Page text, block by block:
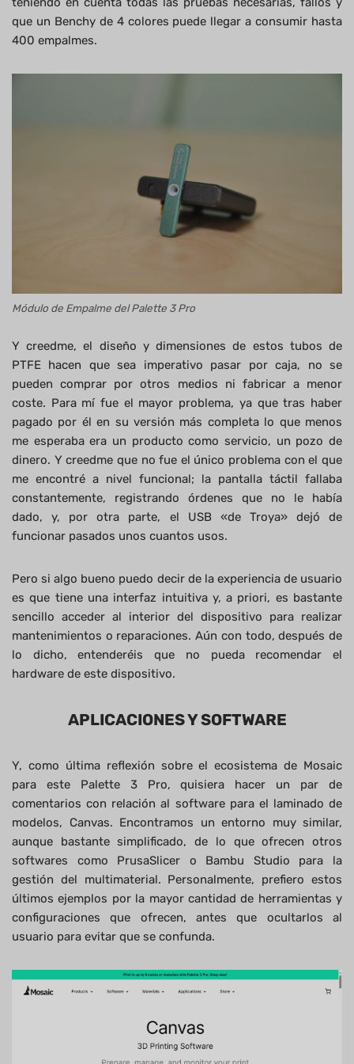
que un Benchy de 4 colores puede llegar a consumir hasta
400 empalmes.
Módulo de Empalme del Palette 3 Pro
Y creedme, el diseño y dimensiones de estos tubos de
PTFE hacen que sea imperativo pasar por caja, no se
pueden comprar por otros medios ni fabricar a menor
coste. Para mí fue el mayor problema, ya que tras haber
pagado por él en su versión más completa lo que menos
me esperaba era un producto como servicio, un pozo de
dinero. Y creedme que no fue el único problema con el que
me encontré a nivel funcional; la pantalla táctil fallaba
constantemente, registrando órdenes que no le había
dado, y, por otra parte, el USB «de Troya» dejó de
funcionar pasados unos cuantos usos.
Pero si algo bueno puedo decir de la experiencia de usuario
es que tiene una interfaz intuitiva y, a priori, es bastante
sencillo acceder al interior del dispositivo para realizar
mantenimientos o reparaciones. Aún con todo, después de
lo dicho, entenderéis que no pueda recomendar el
hardware de este dispositivo.
APLICACIONES Y SOFTWARE
Y, como última reflexión sobre el ecosistema de Mosaic
para este Palette 3 Pro, quisiera hacer un par de
comentarios con relación al software para el laminado de
modelos, Canvas. Encontramos un entorno muy similar,
aunque bastante simplificado, de lo que ofrecen otros
softwares como PrusaSlicer o Bambu Studio para la
gestión del multimaterial. Personalmente, prefiero estos
últimos ejemplos por la mayor cantidad de herramientas y
configuraciones que ofrecen, antes que ocultarlos al
usuario para evitar que se confunda.